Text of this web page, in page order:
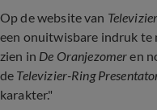
Op de website van Televizier
een onuitwisbare indruk te
zien in De Oranjezomeren
de Televizier-Ring
karakter."